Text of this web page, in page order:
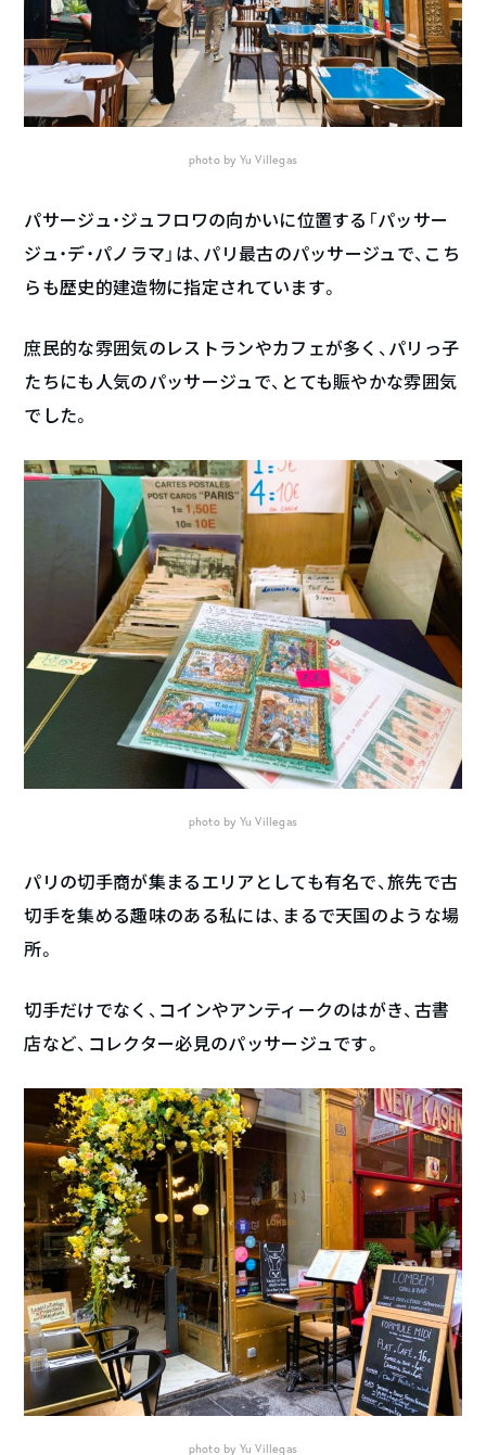
photo by Yu Villegas
パサージュ・ジュフロワの向かいに位置する「パッサー
ジュ・デ・パノラマ」は、パリ最古のパッサージュで、こち
らも歴史的建造物に指定されています。
庶民的な雰囲気のレストランやカフェが多く、パリっ子
たちにも人気のパッサージュで、とても賑やかな雰囲気
でした。
photo by Yu Villegas
パリの切手商が集まるエリアとしても有名で、旅先で古
切手を集める趣味のある私には、まるで天国のような場
所。
切手だけでなく、コインやアンティークのはがき、古書
店など、コレクター必見のパッサージュです。
photo by Yu Villegas